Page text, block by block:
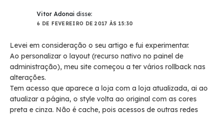
Vitor Adonai disse:
6 DE FEVEREIRO DE 2017 ÀS 15:30
Levei em consideração o seu artigo e fui experimentar.
Ao personalizar o layout (recurso nativo no painel de
administração), meu site começou a ter vários rollback nas
alterações.
Tem acesso que aparece a loja com a loja atualizada, ai ao
atualizar a página, o style volta ao original com as cores
preta e cinza. Não é cache, pois acessos de outras redes